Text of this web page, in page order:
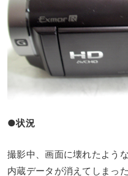
●状況
撮影中、画面に壊れたよう
内蔵データが消えてしまった